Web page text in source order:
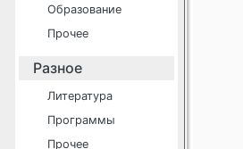
Образование
Прочее
Разное
Литература
Программы
Прочее